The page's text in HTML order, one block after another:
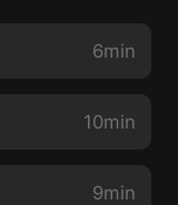
6min
10min
9min